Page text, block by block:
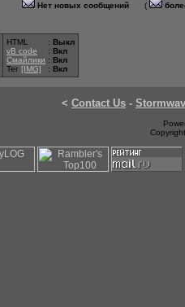
Нет новых сообщений
(
HTML
vB code
Смайлики
Тег [IMG]
: Выкл
: Вкл
: Вкл
: Вкл
< Contact Us -